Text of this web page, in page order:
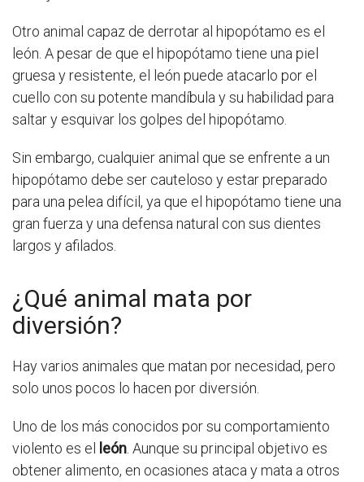
Otro animal capaz de derrotar al hipopótamo es el
león. A pesar de que el hipopótamo tiene una piel
gruesa y resistente, el león puede atacarlo por el
cuello con su potente mandíbula y su habilidad para
saltar y esquivar los golpes del hipopótamo.
Sin embargo, cualquier animal que se enfrente a un
hipopótamo debe ser cauteloso y estar preparado
para una pelea difícil, ya que el hipopótamo tiene una
gran fuerza y una defensa natural con sus dientes
largos y afilados.
¿Qué animal mata por
diversión?
Hay varios animales que matan por necesidad, pero
solo unos pocos lo hacen por diversión.
Uno de los más conocidos por su comportamiento
violento es el león . Aunque su principal objetivo es
obtener alimento, en ocasiones ataca y mata a otros